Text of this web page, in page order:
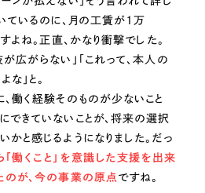
いているのに、月の工賃が1万
ね。正直、かなり衝撃でした。
が広がらない」「これって、本人の
」と。
、働く経験そのものが少ないこと
できていないことが、将来の選択
かと感じるようになりました。だっ
働くこと」を意識した支援を出来
のが、今の事業の原点 ですね。